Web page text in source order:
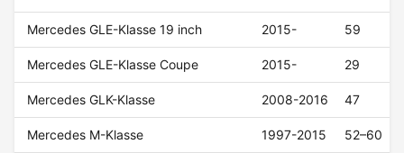
Mercedes GLE-Klasse 19 inch 2015- 59
Mercedes GLE-Klasse Coupe 2015- 29
Mercedes GLK-Klasse 2008-2016 47
Mercedes M-Klasse 1997-2015 52–60